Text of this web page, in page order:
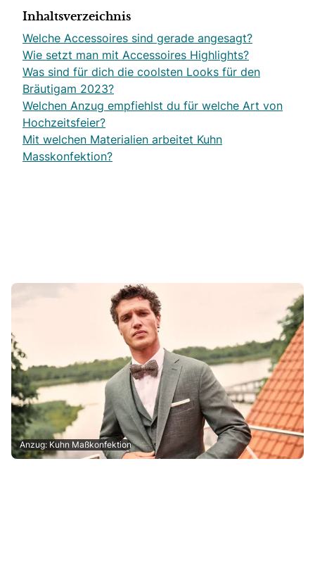
Inhaltsverzeichnis
Welche Accessoires sind gerade angesagt?
Wie setzt man mit Accessoires Highlights?
Was sind für dich die coolsten Looks für den
Bräutigam 2023?
Welchen Anzug empfiehlst du für welche Art von
Hochzeitsfeier?
Mit welchen Materialien arbeitet Kuhn
Masskonfektion?
Anzug: Kuhn Maßkonfektion